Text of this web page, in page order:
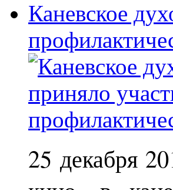
Каневское
25 декабря